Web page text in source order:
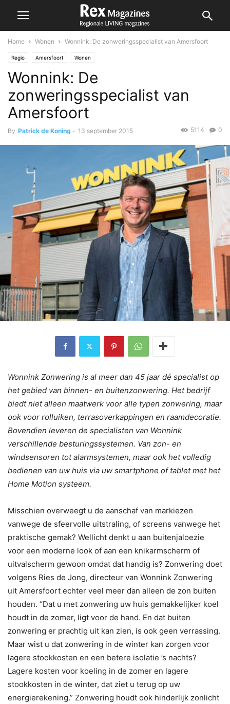
Home Wonen Wonnink: De zonweringsspecialist van Amersfoort
Regio Amersfoort Wonen
Wonnink: De
zonweringsspecialist van
Amersfoort
By Patrick de Koning - 13 september 2015 0
5114
Wonnink Zonwering is al meer dan 45 jaar dé specialist op
het gebied van binnen- en buitenzonwering. Het bedrijf
biedt niet alleen maatwerk voor alle typen zonwering, maar
ook voor rolluiken, terrasoverkappingen en raamdecoratie.
Bovendien leveren de specialisten van Wonnink
verschillende besturingssystemen. Van zon- en
windsensoren tot alarmsystemen, maar ook het volledig
bedienen van uw huis via uw smartphone of tablet met het
Home Motion systeem.
Misschien overweegt u de aanschaf van markiezen
vanwege de sfeervolle uitstraling, of screens vanwege het
praktische gemak? Wellicht denkt u aan buitenjaloezie
voor een moderne look of aan een knikarmscherm of
uitvalscherm gewoon omdat dat handig is? Zonwering doet
volgens Ries de Jong, directeur van Wonnink Zonwering
uit Amersfoort echter veel meer dan alleen de zon buiten
houden. “Dat u met zonwering uw huis gemakkelijker koel
houdt in de zomer, ligt voor de hand. En dat buiten
zonwering er prachtig uit kan zien, is ook geen verrassing.
Maar wist u dat zonwering in de winter kan zorgen voor
lagere stookkosten en een betere isolatie ’s nachts?
Lagere kosten voor koeling in de zomer en lagere
stookkosten in de winter, dat ziet u terug op uw
energierekening.” Zonwering houdt ook hinderlijk zonlicht